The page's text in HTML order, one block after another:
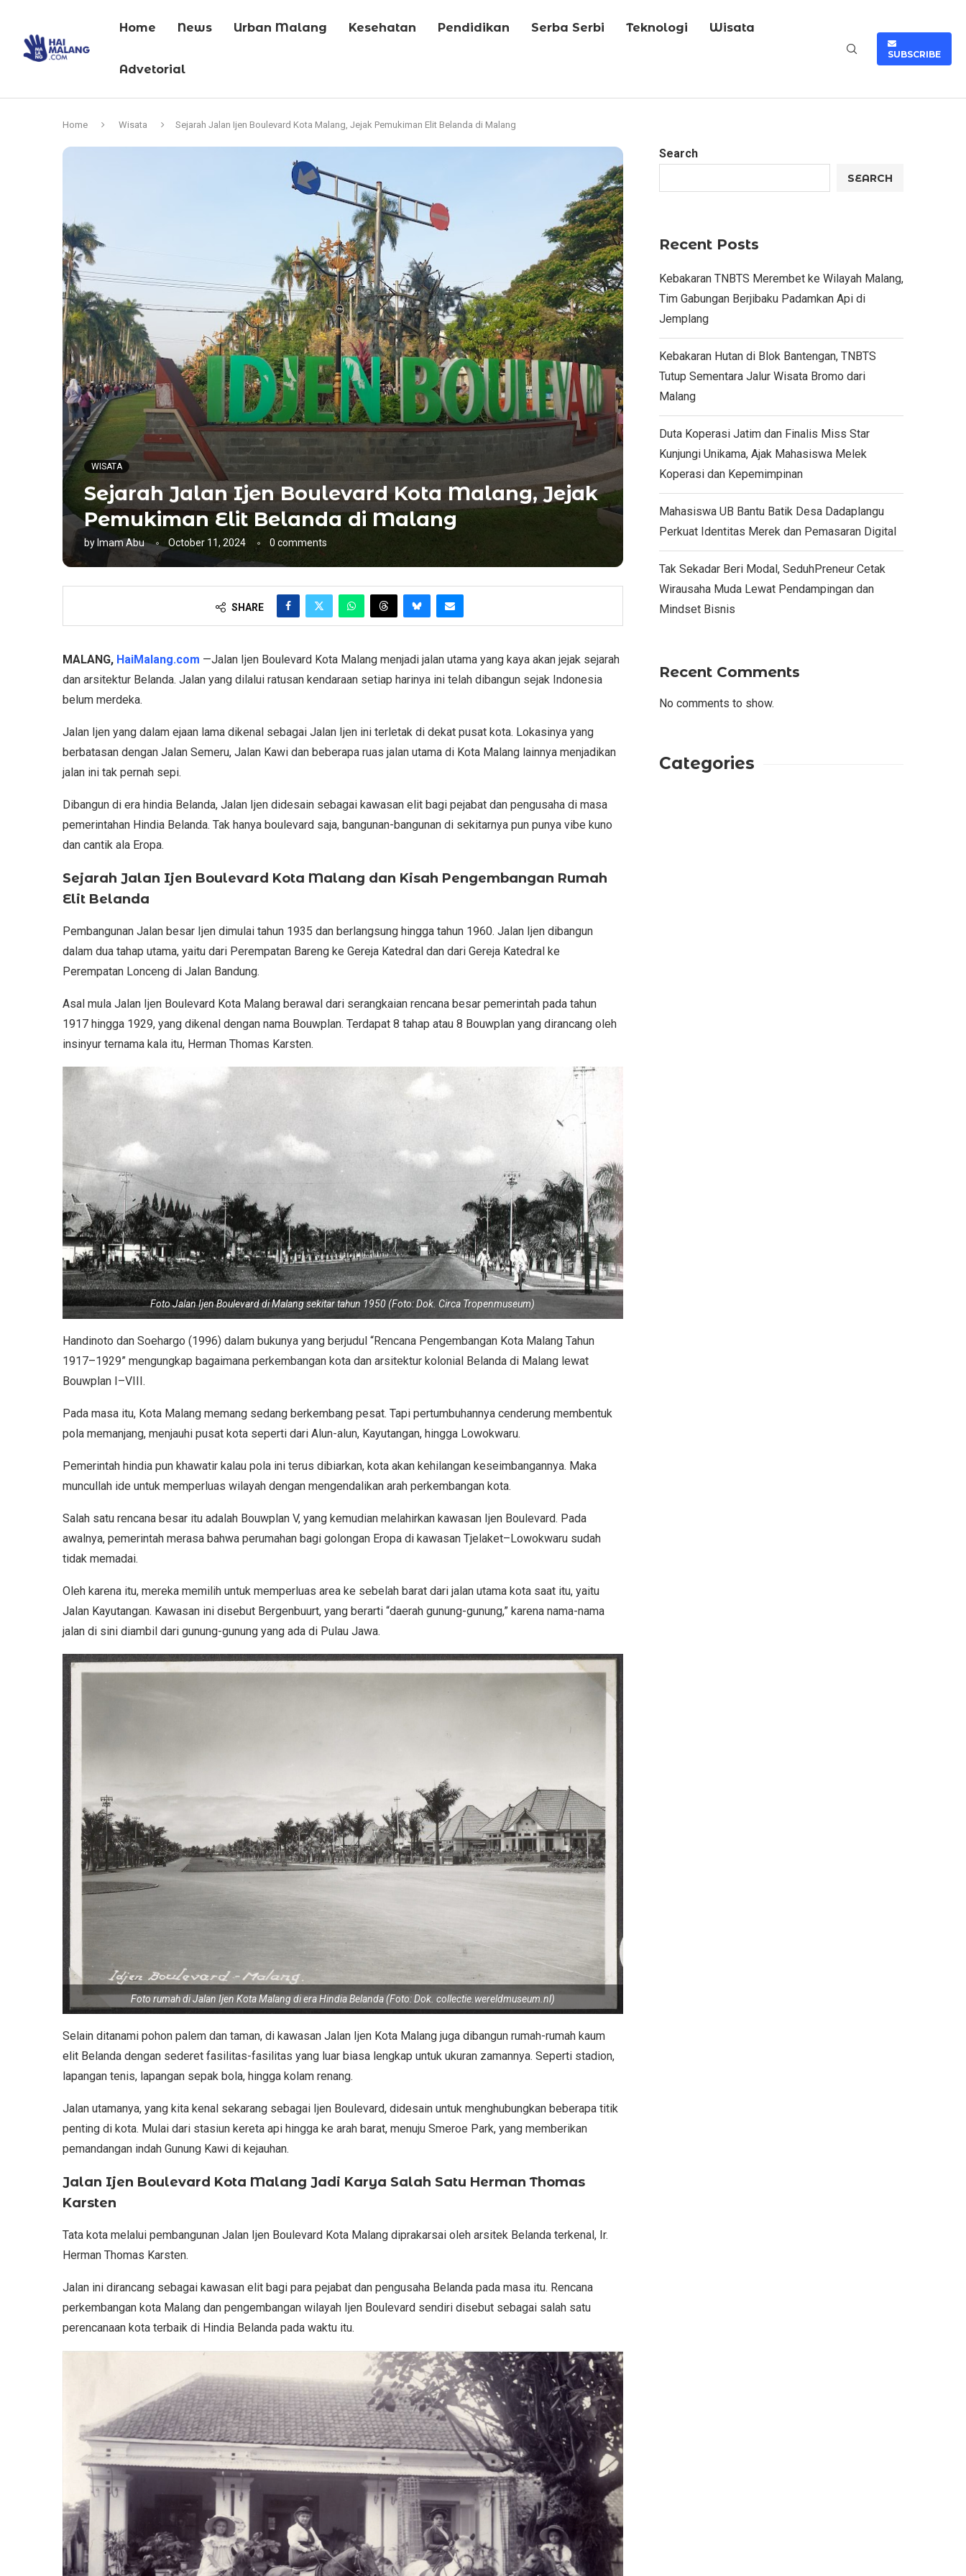
Home News Urban Malang Kesehatan Pendidikan Serba Serbi Teknologi Wisata
Advetorial
SUBSCRIBE
Home Wisata Sejarah Jalan Ijen Boulevard Kota Malang, Jejak Pemukiman Elit Belanda di Malang
WISATA
Sejarah Jalan Ijen Boulevard Kota Malang, Jejak
Pemukiman Elit Belanda di Malang
by Imam Abu October 11, 2024 0 comments
SHARE
MALANG, HaiMalang.com —Jalan Ijen Boulevard Kota Malang menjadi jalan utama yang kaya akan jejak sejarah
dan arsitektur Belanda. Jalan yang dilalui ratusan kendaraan setiap harinya ini telah dibangun sejak Indonesia
belum merdeka.
Jalan Ijen yang dalam ejaan lama dikenal sebagai Jalan Ijen ini terletak di dekat pusat kota. Lokasinya yang
berbatasan dengan Jalan Semeru, Jalan Kawi dan beberapa ruas jalan utama di Kota Malang lainnya menjadikan
jalan ini tak pernah sepi.
Dibangun di era hindia Belanda, Jalan Ijen didesain sebagai kawasan elit bagi pejabat dan pengusaha di masa
pemerintahan Hindia Belanda. Tak hanya boulevard saja, bangunan-bangunan di sekitarnya pun punya vibe kuno
dan cantik ala Eropa.
Sejarah Jalan Ijen Boulevard Kota Malang dan Kisah Pengembangan Rumah
Elit Belanda
Pembangunan Jalan besar Ijen dimulai tahun 1935 dan berlangsung hingga tahun 1960. Jalan Ijen dibangun
dalam dua tahap utama, yaitu dari Perempatan Bareng ke Gereja Katedral dan dari Gereja Katedral ke
Perempatan Lonceng di Jalan Bandung.
Asal mula Jalan Ijen Boulevard Kota Malang berawal dari serangkaian rencana besar pemerintah pada tahun
1917 hingga 1929, yang dikenal dengan nama Bouwplan. Terdapat 8 tahap atau 8 Bouwplan yang dirancang oleh
insinyur ternama kala itu, Herman Thomas Karsten.
Foto Jalan Ijen Boulevard di Malang sekitar tahun 1950 (Foto: Dok. Circa Tropenmuseum)
Handinoto dan Soehargo (1996) dalam bukunya yang berjudul “Rencana Pengembangan Kota Malang Tahun
1917–1929” mengungkap bagaimana perkembangan kota dan arsitektur kolonial Belanda di Malang lewat
Bouwplan I–VIII.
Pada masa itu, Kota Malang memang sedang berkembang pesat. Tapi pertumbuhannya cenderung membentuk
pola memanjang, menjauhi pusat kota seperti dari Alun-alun, Kayutangan, hingga Lowokwaru.
Pemerintah hindia pun khawatir kalau pola ini terus dibiarkan, kota akan kehilangan keseimbangannya. Maka
muncullah ide untuk memperluas wilayah dengan mengendalikan arah perkembangan kota.
Salah satu rencana besar itu adalah Bouwplan V, yang kemudian melahirkan kawasan Ijen Boulevard. Pada
awalnya, pemerintah merasa bahwa perumahan bagi golongan Eropa di kawasan Tjelaket–Lowokwaru sudah
tidak memadai.
Oleh karena itu, mereka memilih untuk memperluas area ke sebelah barat dari jalan utama kota saat itu, yaitu
Jalan Kayutangan. Kawasan ini disebut Bergenbuurt, yang berarti “daerah gunung-gunung,” karena nama-nama
jalan di sini diambil dari gunung-gunung yang ada di Pulau Jawa.
Foto rumah di Jalan Ijen Kota Malang di era Hindia Belanda (Foto: Dok. collectie.wereldmuseum.nl)
Selain ditanami pohon palem dan taman, di kawasan Jalan Ijen Kota Malang juga dibangun rumah-rumah kaum
elit Belanda dengan sederet fasilitas-fasilitas yang luar biasa lengkap untuk ukuran zamannya. Seperti stadion,
lapangan tenis, lapangan sepak bola, hingga kolam renang.
Jalan utamanya, yang kita kenal sekarang sebagai Ijen Boulevard, didesain untuk menghubungkan beberapa titik
penting di kota. Mulai dari stasiun kereta api hingga ke arah barat, menuju Smeroe Park, yang memberikan
pemandangan indah Gunung Kawi di kejauhan.
Jalan Ijen Boulevard Kota Malang Jadi Karya Salah Satu Herman Thomas
Karsten
Tata kota melalui pembangunan Jalan Ijen Boulevard Kota Malang diprakarsai oleh arsitek Belanda terkenal, Ir.
Herman Thomas Karsten.
Jalan ini dirancang sebagai kawasan elit bagi para pejabat dan pengusaha Belanda pada masa itu. Rencana
perkembangan kota Malang dan pengembangan wilayah Ijen Boulevard sendiri disebut sebagai salah satu
perencanaan kota terbaik di Hindia Belanda pada waktu itu.
Search
SEARCH
Recent Posts
Kebakaran TNBTS Merembet ke Wilayah Malang,
Tim Gabungan Berjibaku Padamkan Api di
Jemplang
Kebakaran Hutan di Blok Bantengan, TNBTS
Tutup Sementara Jalur Wisata Bromo dari
Malang
Duta Koperasi Jatim dan Finalis Miss Star
Kunjungi Unikama, Ajak Mahasiswa Melek
Koperasi dan Kepemimpinan
Mahasiswa UB Bantu Batik Desa Dadaplangu
Perkuat Identitas Merek dan Pemasaran Digital
Tak Sekadar Beri Modal, SeduhPreneur Cetak
Wirausaha Muda Lewat Pendampingan dan
Mindset Bisnis
Recent Comments
No comments to show.
Categories